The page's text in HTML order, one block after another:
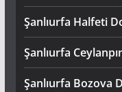
Şanlıurfa Halfeti
Şanlıurfa
Şanlıurfa Bozova